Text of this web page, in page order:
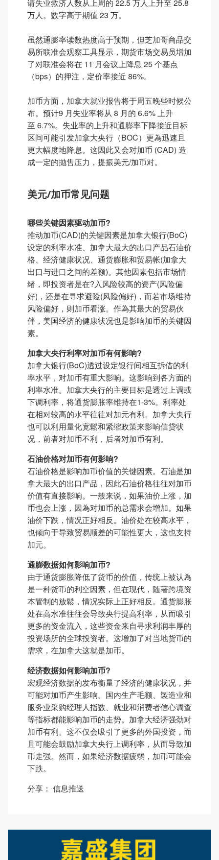
请失业救济人数从上周的 22.5 万人上升至 25.8
万人。数字高于期值 23 万。
虽然通膨率读数热度高于预期，但芝加哥商品交
易所联准会观察工具显示，期货市场交易员增加
了对联准会将在 11 月会议上降息 25 个基点
（bps）的押注，定价率接近 86%。
加币方面，加拿大就业报告将于周五晚些时候公
布。预计9 月失业率将从 8 月的 6.6% 上升
至 6.7%。失业率的上升和通膨率下降接近目标
区间可能引发加拿大央行（BOC）更為迅速且
更大幅度地降息。这因此又会对加币 (CAD) 造
成一定的抛售压力，提振美元/加币对。
美元/加币常见问题
哪些关键因素驱动加币?
推动加币(CAD)的关键因素是加拿大银行(BoC)
设定的利率水准、加拿大最大的出口产品石油价
格、经济健康状况、通货膨胀和贸易帐(加拿大
出口与进口之间的差额)。其他因素包括市场情
绪，即投资者是在?入风险较高的资产(风险偏
好)，还是在寻求避险(风险偏好)，而若市场维持
风险偏好，则加币看涨。作為其最大的贸易伙
伴，美国经济的健康状况也是影响加币的关键因
素。
加拿大央行利率对加币有何影响?
加拿大银行(BoC)透过设定银行间相互拆借的利
率水平，对加币有重大影响。这影响到各方面的
利率水准。加拿大央行的主要目标是透过上调或
下调利率，将通货膨胀率维持在1-3%。利率处
在相对较高的水平往往对加元有利。加拿大央行
也可以利用量化宽鬆和紧缩政策来影响信贷状
况，前者对加币不利，后者对加币有利。
石油价格对加币有何影响?
石油价格是影响加币价值的关键因素。石油是加
拿大最大的出口产品，因此石油价格往往对加币
价值有直接影响。一般来说，如果油价上涨，加
币也会上涨，因為对加币的总需求会增加。如果
油价下跌，情况正好相反。油价处在较高水平，
也倾向于导致贸易顺差的可能性更大，这也支持
加元。
通膨数据如何影响加币?
由于通货膨胀降低了货币的价值，传统上被认為
是一种货币的利空因素，但在现代，随著跨境资
本管制的放鬆，情况实际上正好相反。通货膨胀
处在高水准往往会导致央行提高利率，从而吸引
更多的资金流入，这些资金来自寻求利润丰厚的
投资场所的全球投资者。这增加了对当地货币的
需求，在加拿大这就是加币。
经济数据如何影响加币?
宏观经济数据的发布衡量了经济的健康状况，并
可能对加币产生影响。国内生产毛额、製造业和
服务业采购经理人指数、就业和消费者信心调查
等指标都能影响加币的走势。加拿大经济强劲对
加币有利。这不仅会吸引了更多的外国投资，而
且可能会鼓励加拿大央行上调利率，从而导致加
币走强。然而，如果经济数据疲弱，加币可能会
下跌。
分享： 信息推送